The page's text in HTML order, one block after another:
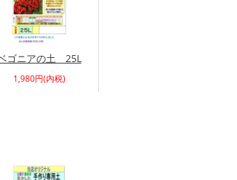
ゴニアの土 25L
1,980円(内税)